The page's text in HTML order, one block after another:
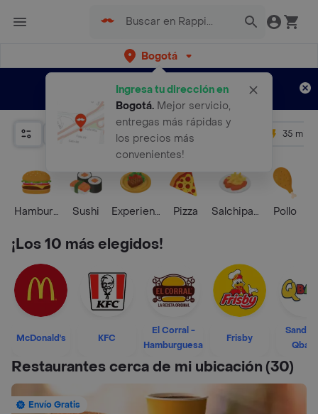
Bogotá
Ingresa tu dirección en
Bogotá. Mejor servicio,
entregas más rápidas y
los precios más
convenientes!
envíos gratis por semanas Aplican TyC
Relevancia Promos 35 mins
HamburguesaSushi Experiencias Foodies
Pizza Salchipapas Pollo
¡Los 10 más elegidos!
McDonald's KFC
El Corral -
Hamburguesa
Frisby
Restaurantes cerca de mi ubicación(30)
Envío Gratis